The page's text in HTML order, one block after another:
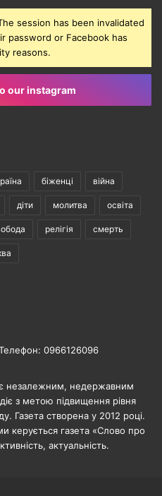
session has been invalidated
password or Facebook has
reasons.
our instagram
біженці війна
діти молитва освіта
релігія смерть
0966126096
незалежним, недержавним
з метою підвищення рівня
Газета створена у 2012 році.
керується газета «Слово про
актуальність.